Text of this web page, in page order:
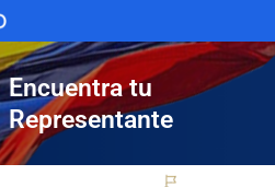
Encuentra tu
Representante